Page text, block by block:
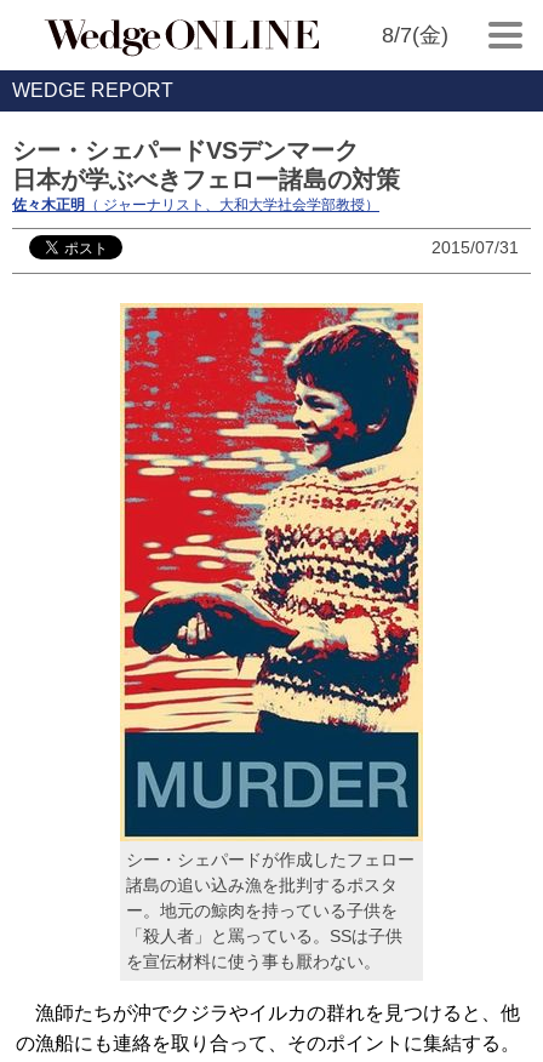
8/7(金)
WEDGE REPORT
シー・シェパードVSデンマーク
日本が学ぶべきフェロー諸島の対策
佐々木正明 （ ジャーナリスト、大和大学社会学部教授）
2015/07/31
シー・シェパードが作成したフェロー
諸島の追い込み漁を批判するポスタ
ー。地元の鯨肉を持っている子供を
「殺人者」と罵っている。SSは子供
を宣伝材料に使う事も厭わない。
漁師たちが沖でクジラやイルカの群れを見つけると、他
の漁船にも連絡を取り合って、そのポイントに集結する。